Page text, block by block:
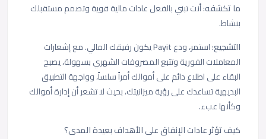
ما تكشفه:أنت تبني بالفعل عادات مالية قوية وتصمم مستقبلك
بنشاط.
التشجيع:استمر، ودعPayitيكون رفيقك المالي. مع إشعارات
المعاملات الفورية وتتبع المصروفات الشهري بسهولة، يصبح
البقاء على اطلاع دائم على أموالك أمراً سلساً، وواجهة التطبيق
البديهية تساعدك على رؤية ميزانيتك، بحيث لا تشعر أن إدارة أموالك
وكأنها عبء.
كيف تؤثر عادات الإنفاق على الأهداف بعيدة المدى؟